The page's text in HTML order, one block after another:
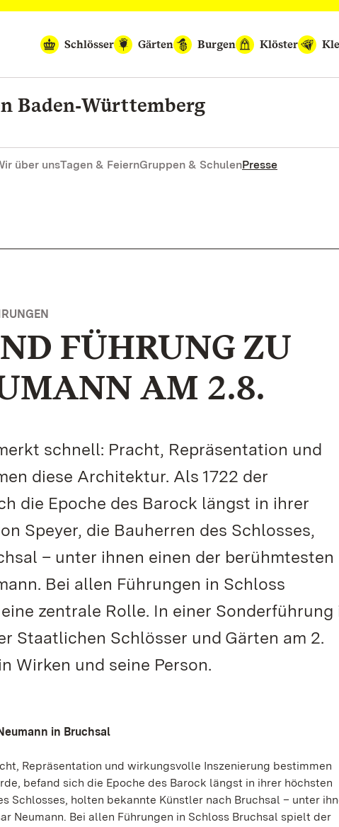
Schlösser
Gärten Burgen Klöster
Baden‑Württemberg
über unsTagen & FeiernGruppen & SchulenPresse
FÜHRUNG ZU
AM 2.8.
schnell: Pracht, Repräsentation und
diese Architektur. Als 1722 der
die Epoche des Barock längst in ihrer
Speyer, die Bauherren des Schlosses,
– unter ihnen einen der berühmtesten
Bei allen Führungen in Schloss
zentrale Rolle. In einer Sonderführung
Staatlichen Schlösser und Gärten am 2.
Wirken und seine Person.
in Bruchsal
Repräsentation und wirkungsvolle Inszenierung bestimmen
befand sich die Epoche des Barock längst in ihrer höchsten
Schlosses, holten bekannte Künstler nach Bruchsal – unter
Neumann. Bei allen Führungen in Schloss Bruchsal spielt der